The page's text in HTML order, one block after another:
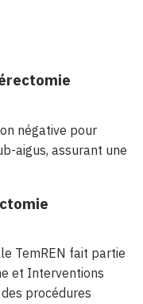
négative pour
aigus, assurant une
TemREN fait partie
et Interventions
procédures